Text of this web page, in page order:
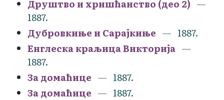
Друштво и хришћанство (део 2)
1887.
Дубровкиње и Сарајкиње
1887.
Енглеска краљица Викторија
1887.
За домаћице
1887.
За домаћице
1887.